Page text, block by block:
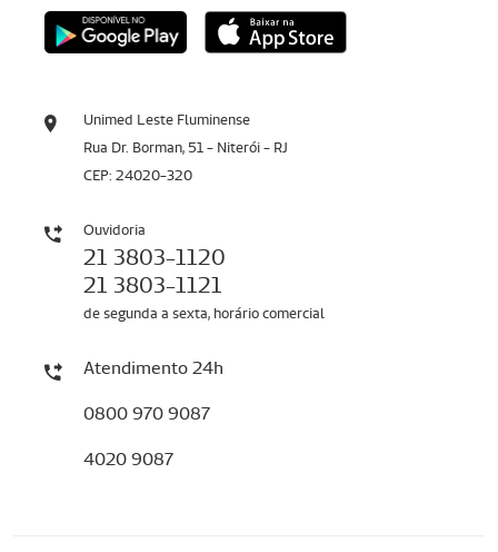
Unimed Leste Fluminense
Rua Dr. Borman, 51 - Niterói - RJ
CEP: 24020-320
Ouvidoria
21 3803-1120
21 3803-1121
de segunda a sexta, horário comercial
Atendimento 24h
0800 970 9087
4020 9087